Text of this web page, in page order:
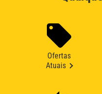
Ofertas
Atuais